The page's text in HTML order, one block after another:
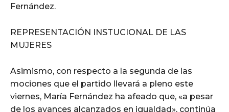
Fernández.
REPRESENTACIÓN INSTUCIONAL DE LAS
MUJERES
Asimismo, con respecto a la segunda de las
mociones que el partido llevará a pleno este
viernes, María Fernández ha afeado que, «a pesar
de los avances alcanzados en igualdad», continúa